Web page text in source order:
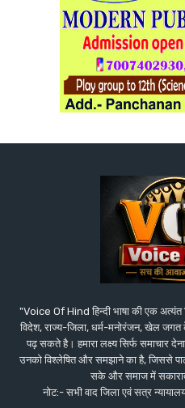
"Voice Of Hind हिन्दी भाषा की एक
विदेश, राज्य-जिला, धर्म-मनोरंजन, खेल
पढ़ सकते है। हमारा लक्ष्य सिर्फ समाचार
उनको विश्लेषित और समझाने का है, जिससे
सके और समाज में
नोट:- सभी वाद जिला एवं सत्र